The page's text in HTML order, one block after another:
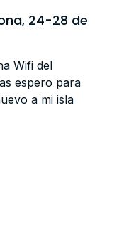
24-28 de
Wifi del
espero para
a mi isla